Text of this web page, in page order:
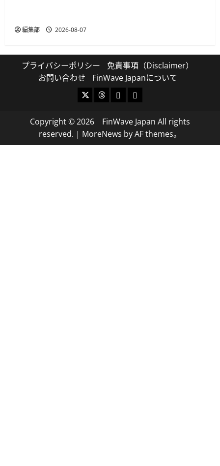
編集部 2026-08-07
プライバシーポリシー
免責事項（Disclaimer）
お問い合わせ
FinWave Japanについて
X ThreadsBlueskyMastodon
Copyright © 2026 FinWave Japan All rights
reserved. | MoreNews by AF themes。